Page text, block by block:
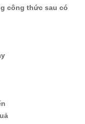
công thức sau có